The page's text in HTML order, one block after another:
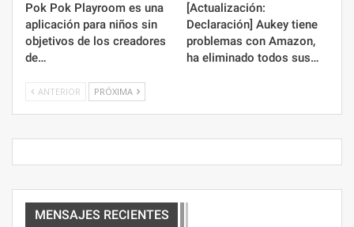
Pok Pok Playroom es una
aplicación para niños sin
objetivos de los creadores
de…
[Actualización:
Declaración] Aukey tiene
problemas con Amazon,
ha eliminado todos sus…
ANTERIOR PRÓXIMA
MENSAJES RECIENTES